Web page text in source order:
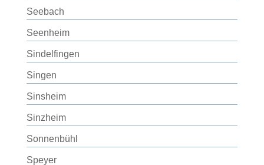
Seebach
Seenheim
Sindelfingen
Singen
Sinsheim
Sinzheim
Sonnenbühl
Speyer